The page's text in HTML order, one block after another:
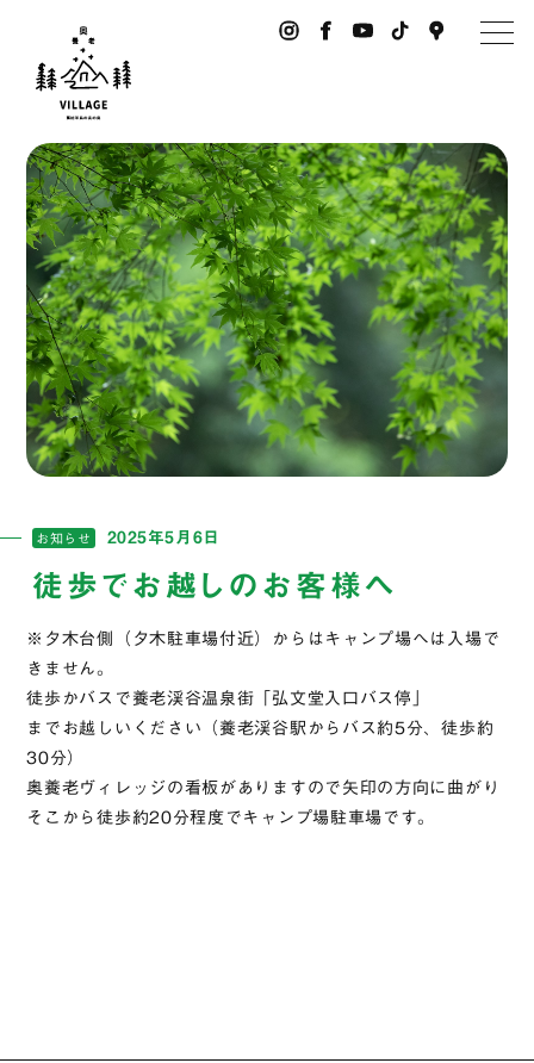
お知らせ 2025年5月6日
徒歩でお越しのお客様へ
※夕木台側（夕木駐車場付近）からはキャンプ場へは入場で
きません。
徒歩かバスで養老渓谷温泉街「弘文堂入口バス停」
までお越しいください（養老渓谷駅からバス約5分、徒歩約
30分）
奥養老ヴィレッジの看板がありますので矢印の方向に曲がり
そこから徒歩約20分程度でキャンプ場駐車場です。